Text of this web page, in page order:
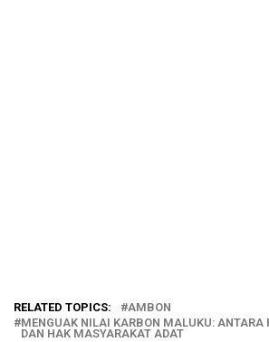
RELATED TOPICS:
AMBON
MENGUAK NILAI KARBON MALUKU: ANTARA
DAN HAK MASYARAKAT ADAT